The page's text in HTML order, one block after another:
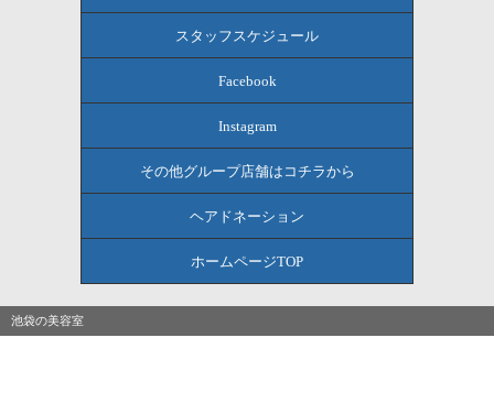
スタッフスケジュール
Facebook
Instagram
その他グループ店舗はコチラから
ヘアドネーション
ホームページTOP
池袋の美容室